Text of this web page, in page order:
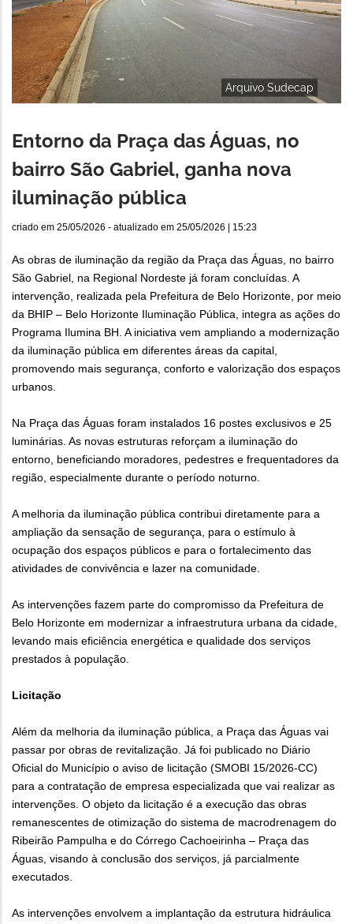
Arquivo Sudecap
Entorno da Praça das Águas, no
bairro São Gabriel, ganha nova
iluminação pública
criado em 25/05/2026 - atualizado em 25/05/2026 | 15:23
As obras de iluminação da região da Praça das Águas, no bairro
São Gabriel, na Regional Nordeste já foram concluídas. A
intervenção, realizada pela Prefeitura de Belo Horizonte, por meio
da BHIP – Belo Horizonte Iluminação Pública, integra as ações do
Programa Ilumina BH. A iniciativa vem ampliando a modernização
da iluminação pública em diferentes áreas da capital,
promovendo mais segurança, conforto e valorização dos espaços
urbanos.
Na Praça das Águas foram instalados 16 postes exclusivos e 25
luminárias. As novas estruturas reforçam a iluminação do
entorno, beneficiando moradores, pedestres e frequentadores da
região, especialmente durante o período noturno.
A melhoria da iluminação pública contribui diretamente para a
ampliação da sensação de segurança, para o estímulo à
ocupação dos espaços públicos e para o fortalecimento das
atividades de convivência e lazer na comunidade.
As intervenções fazem parte do compromisso da Prefeitura de
Belo Horizonte em modernizar a infraestrutura urbana da cidade,
levando mais eficiência energética e qualidade dos serviços
prestados à população.
Licitação
Além da melhoria da iluminação pública, a Praça das Águas vai
passar por obras de revitalização. Já foi publicado no Diário
Oficial do Município o aviso de licitação (SMOBI 15/2026-CC)
para a contratação de empresa especializada que vai realizar as
intervenções. O objeto da licitação é a execução das obras
remanescentes de otimização do sistema de macrodrenagem do
Ribeirão Pampulha e do Córrego Cachoeirinha – Praça das
Águas, visando à conclusão dos serviços, já parcialmente
executados.
As intervenções envolvem a implantação da estrutura hidráulica